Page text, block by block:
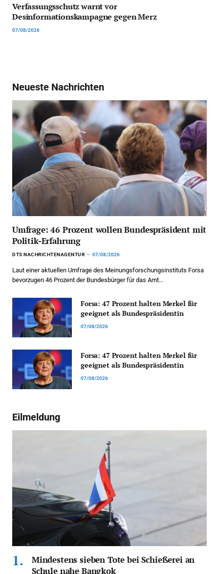
Verfassungsschutz warnt vor
Desinformationskampagne gegen Merz
07/08/2026
Neueste Nachrichten
Umfrage: 46 Prozent wollen Bundespräsident mit
Politik-Erfahrung
DTS NACHRICHTENAGENTUR 07/08/2026
Laut einer aktuellen Umfrage des Meinungsforschungsinstituts Forsa
bevorzugen 46 Prozent der Bundesbürger für das Amt…
Forsa: 47 Prozent halten Merkel für
geeignet als Bundespräsidentin
07/08/2026
Forsa: 47 Prozent halten Merkel für
geeignet als Bundespräsidentin
07/08/2026
Eilmeldung
Mindestens sieben Tote bei Schießerei an
Schule nahe Bangkok